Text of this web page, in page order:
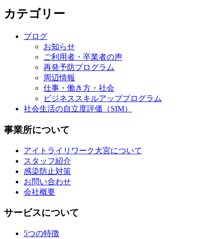
カテゴリー
ブログ
お知らせ
ご利用者・卒業者の声
再発予防プログラム
周辺情報
仕事・働き方・社会
ビジネススキルアッププログラム
社会生活の自立度評価（SIM）
事業所について
アイトライリワーク大宮について
スタッフ紹介
感染防止対策
お問い合わせ
会社概要
サービスについて
5つの特徴